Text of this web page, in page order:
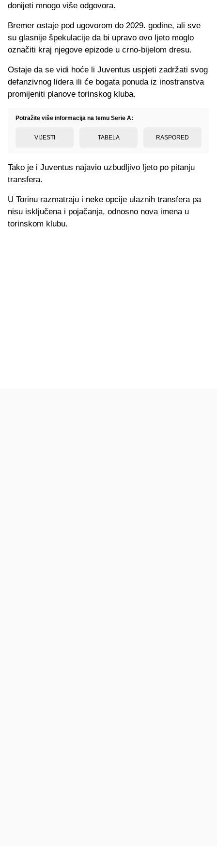
donijeti mnogo više odgovora.
Bremer ostaje pod ugovorom do 2029. godine, ali sve
su glasnije špekulacije da bi upravo ovo ljeto moglo
označiti kraj njegove epizode u crno-bijelom dresu.
Ostaje da se vidi hoće li Juventus uspjeti zadržati svog
defanzivnog lidera ili će bogata ponuda iz inostranstva
promijeniti planove torinskog kluba.
Potražite više informacija na temu Serie A:
VIJESTI TABELA RASPORED
Tako je i Juventus najavio uzbudljivo ljeto po pitanju
transfera.
U Torinu razmatraju i neke opcije ulaznih transfera pa
nisu isključena i pojačanja, odnosno nova imena u
torinskom klubu.